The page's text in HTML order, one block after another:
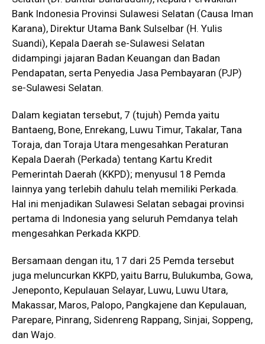
Bank Indonesia Provinsi Sulawesi Selatan (Causa Iman
Karana), Direktur Utama Bank Sulselbar (H. Yulis
Suandi), Kepala Daerah se-Sulawesi Selatan
didampingi jajaran Badan Keuangan dan Badan
Pendapatan, serta Penyedia Jasa Pembayaran (PJP)
se-Sulawesi Selatan.
Dalam kegiatan tersebut, 7 (tujuh) Pemda yaitu
Bantaeng, Bone, Enrekang, Luwu Timur, Takalar, Tana
Toraja, dan Toraja Utara mengesahkan Peraturan
Kepala Daerah (Perkada) tentang Kartu Kredit
Pemerintah Daerah (KKPD); menyusul 18 Pemda
lainnya yang terlebih dahulu telah memiliki Perkada.
Hal ini menjadikan Sulawesi Selatan sebagai provinsi
pertama di Indonesia yang seluruh Pemdanya telah
mengesahkan Perkada KKPD.
Bersamaan dengan itu, 17 dari 25 Pemda tersebut
juga meluncurkan KKPD, yaitu Barru, Bulukumba, Gowa,
Jeneponto, Kepulauan Selayar, Luwu, Luwu Utara,
Makassar, Maros, Palopo, Pangkajene dan Kepulauan,
Parepare, Pinrang, Sidenreng Rappang, Sinjai, Soppeng,
dan Wajo.